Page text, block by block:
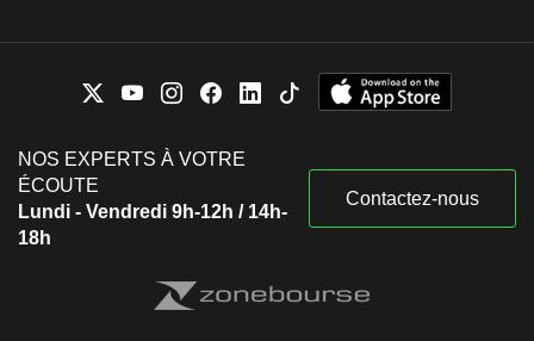
NOS EXPERTS À VOTRE
ÉCOUTE
Lundi - Vendredi 9h-12h / 14h-
18h
Contactez-nous